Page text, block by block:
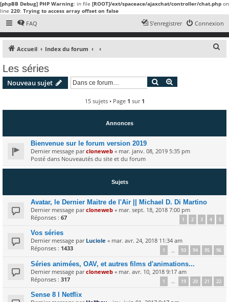
[phpBB Debug] PHP Warning: in file [ROOT]/ext/spaceace/ajaxchat/controller/chat.php on
line 220: Trying to access array offset on false
FAQ Connexion
S’enregistrer
Accueil Index du forum
r
Les séries
Nouveau sujet Rechercher
15 sujets • Page 1 sur 1
Annonces
Bienvenue sur le forum version 2019
Dernier message parcloneweb « mar. janv. 08, 2019 5:35 pm
Posté dans Nouveautés du site et du forum
Sujets
Avatar, le Dernier Maitre de l'Air || Michael D. Di Martino
Dernier message parcloneweb « mar. sept. 18, 2018 7:00 pm
Réponses : 67 1 2 3 4 5
Vos séries
Dernier message par Luciole « mar. avr. 24, 2018 11:34 am
Réponses : 1433 1 … 93 94 95 96
Séries animées, OAV, et autres films d'animations...
Dernier message parcloneweb « mar. avr. 10, 2018 9:17 am
Réponses : 317 1 … 19 20 21 22
Sense 8 l Netflix